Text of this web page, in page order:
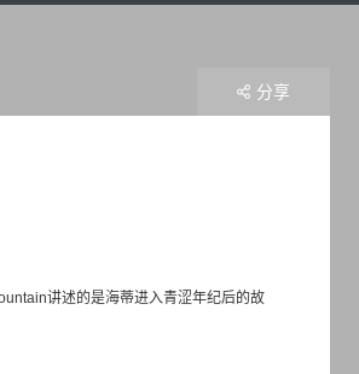
讲述的是海蒂进入青涩年纪后的故
分享